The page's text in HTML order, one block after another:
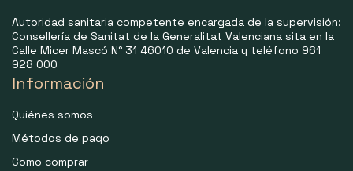
Autoridad sanitaria competente encargada de la supervisión:
Consellería de Sanitat de la Generalitat Valenciana sita en la
Calle Micer Mascó N° 31 46010 de Valencia y teléfono 961
928 000
Información
Quiénes somos
Métodos de pago
Como comprar